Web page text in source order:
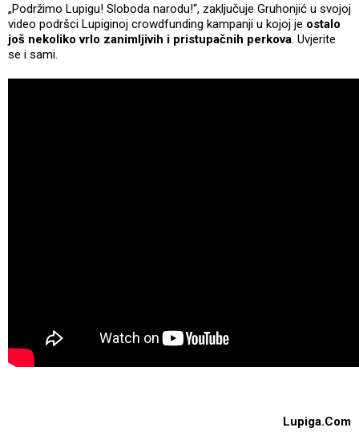
„Podržimo Lupigu! Sloboda narodu!“, zaključuje Gruhonjić u svojoj
video podršci Lupiginoj crowdfunding kampanji u kojoj je ostalo
još nekoliko vrlo zanimljivih i pristupačnih perkova. Uvjerite
se i sami.
Lupiga.Com